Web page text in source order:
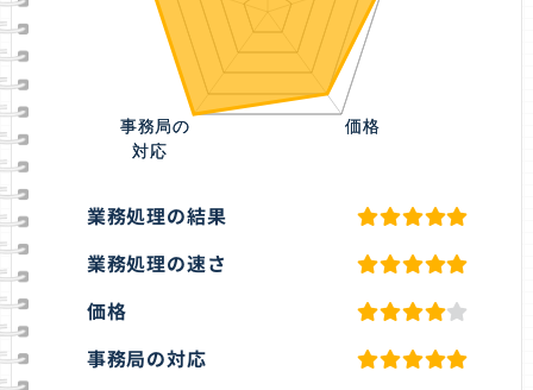
業務処理の結果
業務処理の速さ
価格
事務局の対応